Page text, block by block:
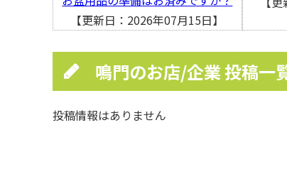
【更新日：2026年07月15日】
鳴門のお店/企業 投稿
投稿情報はありません